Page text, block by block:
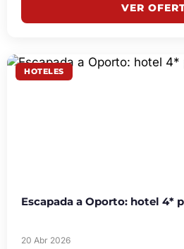
VER
HOTELES
Escapada a Oporto: hotel 4*
20 Abr 2026